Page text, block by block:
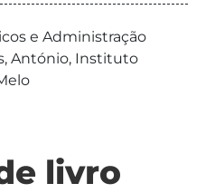
e Administração
António, Instituto
livro